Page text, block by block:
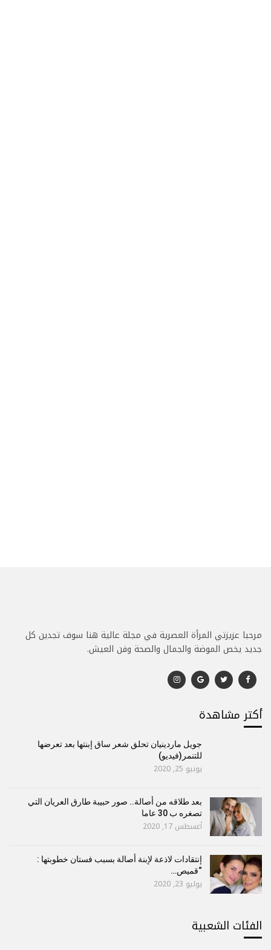
مرحبا عزيزتي المرأة العصرية في مجلة عالية هنا سوف تجدين كل
جديد يخص الموضة والجمال والصحة وفن العيش.
أكتر مشاهدة
جويل ماردينيان تحلق شعر ساق إبنتها بعد تعرضها
للتنمر(فيديو)
يونيو 25, 2020
بعد طلاقه من أصالة.. صور حبيبة طارق العريان التي
تصغره ب 30 عاما
أغسطس 17, 2020
إنتقادات لاذعة لإبنة أصالة بسبب فستان خطوبتها :
“قميص…
يوليو 23, 2020
الفئات الشعبية